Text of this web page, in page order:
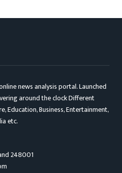
news analysis portal. Launched
around the clock Different
Education, Business, Entertainment,
etc.
248001